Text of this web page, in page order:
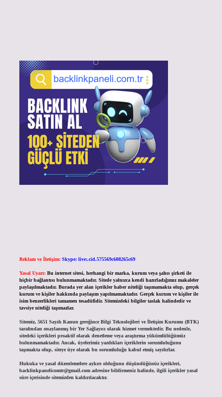
Reklam ve İletişim: Skype: live:.cid.575569c608265c69
Yasal Uyarı: Bu internet sitesi, herhangi bir marka, kurum veya şahıs şirketi ile
hiçbir bağlantısı bulunmamaktadır. Sitede yalnızca kendi hazırladığımız makaleler
paylaşılmaktadır. Burada yer alan içerikler haber niteliği taşımamakta olup, gerçek
kurum ve kişiler hakkında paylaşım yapılmamaktadır. Gerçek kurum ve kişiler ile
isim benzerlikleri tamamen tesadüfidir. Sitemizdeki bilgiler taslak halindedir ve
tavsiye niteliği taşımazlar.
Sitemiz, 5651 Sayılı Kanun gereğince Bilgi Teknolojileri ve İletişim Kurumu (BTK)
tarafından onaylanmış bir Yer Sağlayıcı olarak hizmet vermektedir. Bu nedenle,
sitedeki içerikleri proaktif olarak denetleme veya araştırma yükümlülüğümüz
bulunmamaktadır. Ancak, üyelerimiz yazdıkları içeriklerin sorumluluğunu
taşımakta olup, siteye üye olarak bu sorumluluğu kabul etmiş sayılırlar.
Hukuka ve yasal düzenlemelere aykırı olduğunu düşündüğünüz içerikleri,
backlinkpanelicomtr@gmail.comadresine bildirmeniz halinde, ilgili içerikler yasal
süre içerisinde sitemizden kaldırılacaktır.